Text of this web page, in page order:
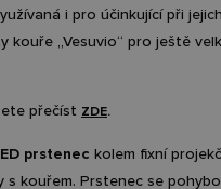
i pro účinkující při
„Vesuvio“ pro ještě
přečíst ZDE.
prstenec kolem fixní
kouřem. Prstenec se